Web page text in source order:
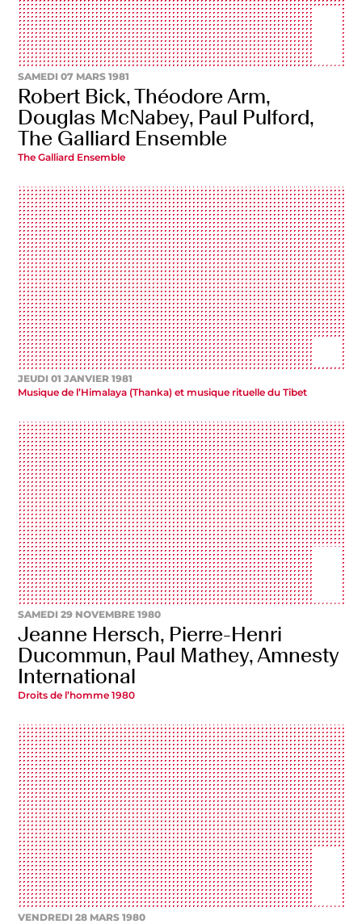
SAMEDI 07 MARS 1981
Robert Bick, Théodore Arm,
Douglas McNabey, Paul Pulford,
The Galliard Ensemble
The Galliard Ensemble
JEUDI 01 JANVIER 1981
Musique de l’Himalaya (Thanka) et musique rituelle du Tibet
SAMEDI 29 NOVEMBRE 1980
Jeanne Hersch, Pierre-Henri
Ducommun, Paul Mathey, Amnesty
International
Droits de l’homme 1980
VENDREDI 28 MARS 1980